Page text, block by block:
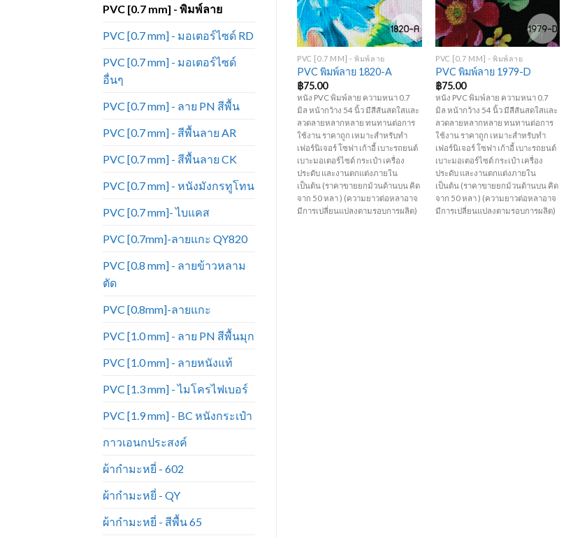
PVC [0.7 mm] - พิมพ์ลาย
PVC [0.7 mm] - มอเตอร์ไซด์ RD
PVC [0.7 mm] - มอเตอร์ไซด์
อื่นๆ
PVC [0.7 mm] - ลาย PN สีพื้น
PVC [0.7 mm] - สีพื้นลาย AR
PVC [0.7 mm] - สีพื้นลาย CK
PVC [0.7 mm] - หนังมังกรทูโทน
PVC [0.7 mm]- ไบแคส
PVC [0.7mm]-ลายแกะ QY820
PVC [0.8 mm] - ลายข้าวหลาม
ตัด
PVC [0.8mm]-ลายแกะ
PVC [1.0 mm] - ลาย PN สีพื้นมุก
PVC [1.0 mm] - ลายหนังแท้
PVC [1.3 mm] - ไมโครไฟเบอร์
PVC [1.9 mm] - BC หนังกระเป๋า
กาวเอนกประสงค์
ผ้ากำมะหยี่ - 602
ผ้ากำมะหยี่ - QY
ผ้ากำมะหยี่ - สีพื้น 65
+
PVC [0.7 MM] - พิมพ์ลาย
PVC พิมพ์ลาย 1820-A
฿75.00
หนัง PVC พิมพ์ลาย ความหนา 0.7
มิล หน้ากว้าง 54 นิ้ว มีสีสันสดใสและ
ลวดลายหลากหลาย ทนทานต่อการ
ใช้งาน ราคาถูก เหมาะสำหรับทำ
เฟอร์นิเจอร์ โซฟา เก้าอี้ เบาะรถยนต์
เบาะมอเตอร์ไซด์ กระเป๋า เครื่อง
ประดับ และงานตกแต่งภายใน
เป็นต้น (ราคาขายยกม้วนด้านบน คิด
จาก 50 หลา ) (ความยาวต่อหลาอาจ
มีการเปลี่ยนแปลงตามรอบการผลิต)
+
PVC [0.7 MM] - พิมพ์ลาย
PVC พิมพ์ลาย 1979-D
฿75.00
หนัง PVC พิมพ์ลาย ความหนา 0.7
มิล หน้ากว้าง 54 นิ้ว มีสีสันสดใสและ
ลวดลายหลากหลาย ทนทานต่อการ
ใช้งาน ราคาถูก เหมาะสำหรับทำ
เฟอร์นิเจอร์ โซฟา เก้าอี้ เบาะรถยนต์
เบาะมอเตอร์ไซด์ กระเป๋า เครื่อง
ประดับ และงานตกแต่งภายใน
เป็นต้น (ราคาขายยกม้วนด้านบน คิด
จาก 50 หลา ) (ความยาวต่อหลาอาจ
มีการเปลี่ยนแปลงตามรอบการผลิต)
PVC [0.7 MM] - พิมพ์ลาย
PVC พิมพ์ลาย หลุยส์ 265
มิล หน้ากว้าง 54 นิ้ว มีสีสันสดใสและ
ใช้งาน ราคาถูก เหมาะสำหรับทำ
เบาะมอเตอร์ไซด์ กระเป๋า เครื่อง
เป็นต้น (ราคาขายยกม้วนด้านบน คิด
มีการเปลี่ยนแปลงตามรอบการผลิต)
+
PVC [0.7 MM] - พิมพ์ลาย
PVC พิมพ์ลาย 2216-A
หนัง PVC พิมพ์ลาย ความหนา 0.7
มิล หน้ากว้าง 54 นิ้ว มีสีสันสดใสและ
ใช้งาน ราคาถูก เหมาะสำหรับทำ
เบาะมอเตอร์ไซด์ กระเป๋า เครื่อง
เป็นต้น (ราคาขายยกม้วนด้านบน คิด
มีการเปลี่ยนแปลงตามรอบการผลิต)